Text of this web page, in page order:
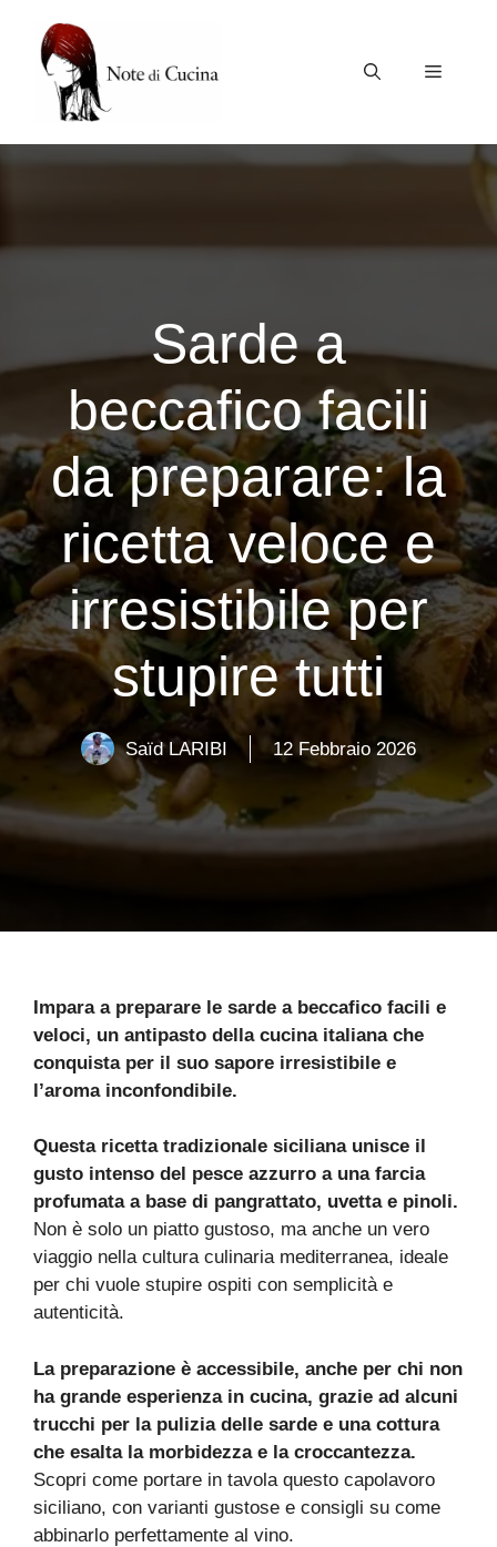
contenuto
Menu
Sarde a
beccafico facili
da preparare: la
ricetta veloce e
irresistibile per
stupire tutti
Saïd LARIBI 12 Febbraio 2026
Impara a preparare le sarde a beccafico facili e
veloci, un antipasto della cucina italiana che
conquista per il suo sapore irresistibile e
l’aroma inconfondibile.
Questa ricetta tradizionale siciliana unisce il
gusto intenso del pesce azzurro a una farcia
profumata a base di pangrattato, uvetta e pinoli.
Non è solo un piatto gustoso, ma anche un vero
viaggio nella cultura culinaria mediterranea, ideale
per chi vuole stupire ospiti con semplicità e
autenticità.
La preparazione è accessibile, anche per chi non
ha grande esperienza in cucina, grazie ad alcuni
trucchi per la pulizia delle sarde e una cottura
che esalta la morbidezza e la croccantezza.
Scopri come portare in tavola questo capolavoro
siciliano, con varianti gustose e consigli su come
abbinarlo perfettamente al vino.